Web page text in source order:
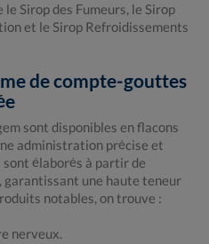
Sirop des Fumeurs, le Sirop
et le Sirop Refroidissements
de compte-gouttes
sont disponibles en flacons
administration précise et
élaborés à partir de
garantissant une haute teneur
notables, on trouve :
nerveux.